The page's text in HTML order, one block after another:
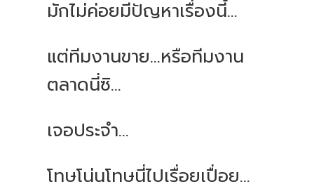
มักไม่ค่อยมีปัญหาเรื่องนี้...
แต่ทีมงานขาย...หรือทีมงาน
ตลาดนี่ซิ...
เจอประจำ...
โทษโน่นโทษนี่ไปเรื่อยเปื่อย...